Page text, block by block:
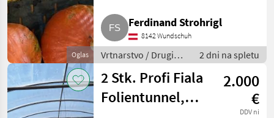
Kverneland
Miedema
1
MARKETPLACE
Marketplace
Ponudbe
trgovcev
Mali
Oglas
Ferdinand Strohrigl
8142 Wundschuh
Vrtnarstvo / Drugi
stroji za vrtnarstvo
2 dni na spletu
2 Stk. Profi Fiala
Folientunnel,
2.000
€
DDV ni